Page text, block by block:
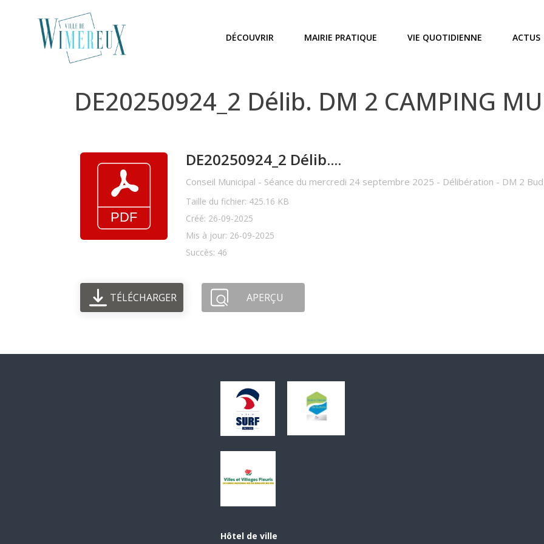
DÉCOUVRIR MAIRIE PRATIQUE VIE QUOTIDIENNE ACTUS
DE20250924_2 Délib. DM 2 CAMPING
DE20250924_2 Délib....
Conseil Municipal - Séance du mercredi 24 septembre 2025 - Délibération - DM 2
Taille du fichier: 425.16 KB
Créé: 26-09-2025
Mis à jour: 26-09-2025
Succès: 46
TÉLÉCHARGER APERÇU
Hôtel de ville